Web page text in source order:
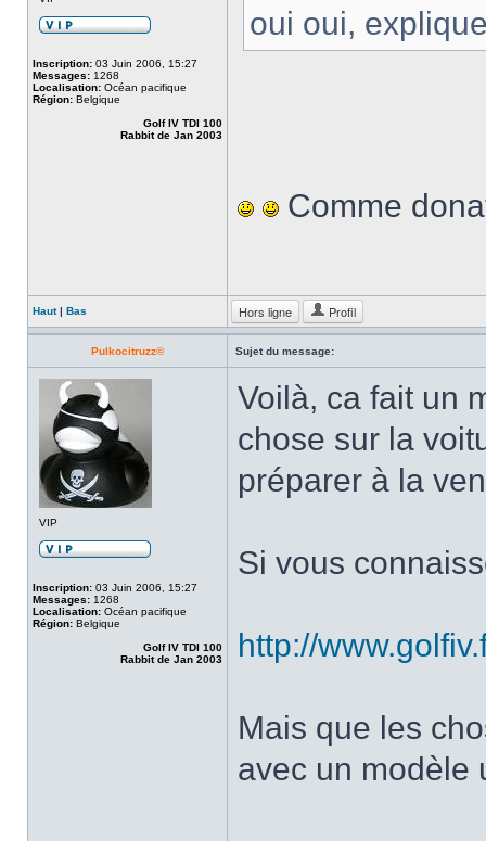
Inscription: 03 Juin 2006, 15:27
Messages: 1268
Localisation: Océan pacifique
Région: Belgique
Golf IV TDI 100
Rabbit de Jan 2003
oui oui,
Comme
Haut| Bas Hors ligne Profil
Pulkocitruzz© Sujet du message:
VIP
Inscription: 03 Juin 2006, 15:27
Messages: 1268
Localisation: Océan pacifique
Région: Belgique
Golf IV TDI 100
Rabbit de Jan 2003
Voilà, ca fait un
chose sur la
préparer à la
Si vous
http://
Mais que les
avec un modèle